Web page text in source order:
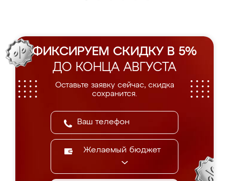
ФИКСИРУЕМ СКИДКУ В 5%
ДО КОНЦА АВГУСТА
Оставьте заявку сейчас, скидка
сохранится.
Желаемый бюджет